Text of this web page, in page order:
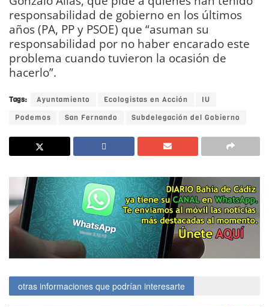
responsabilidad de gobierno en los últimos
años (PA, PP y PSOE) que “asuman su
responsabilidad por no haber encarado este
problema cuando tuvieron la ocasión de
hacerlo”.
Tags: Ayuntamiento Ecologistas en Acción
IU
Podemos
San Fernando Subdelegación del Gobierno
otras informaciones que podrían interesarte